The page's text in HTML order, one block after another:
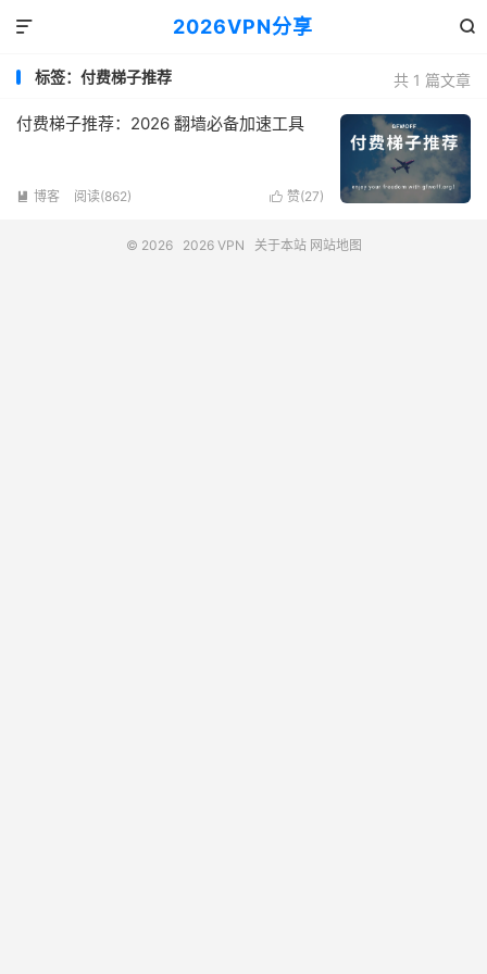
2026VPN分享 

共 1 篇文章
标签：付费梯子推荐
付费梯子推荐：2026 翻墙必备加速工具
 赞(27)
 博客 阅读(862)
© 2026 2026 VPN 关于本站 网站地图